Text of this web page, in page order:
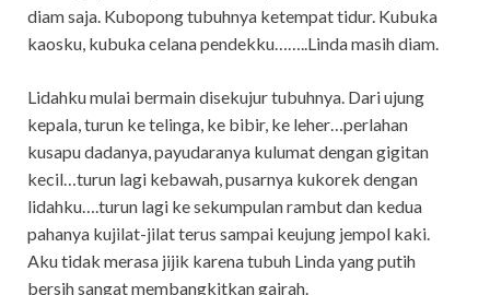
diam saja. Kubopong tubuhnya ketempat tidur. Kubuka
kaosku, kubuka celana pendekku……..Linda masih diam.
Lidahku mulai bermain disekujur tubuhnya. Dari ujung
kepala, turun ke telinga, ke bibir, ke leher…perlahan
kusapu dadanya, payudaranya kulumat dengan gigitan
kecil…turun lagi kebawah, pusarnya kukorek dengan
lidahku….turun lagi ke sekumpulan rambut dan kedua
pahanya kujilat-jilat terus sampai keujung jempol kaki.
Aku tidak merasa jijik karena tubuh Linda yang putih
bersih sangat membangkitkan gairah.